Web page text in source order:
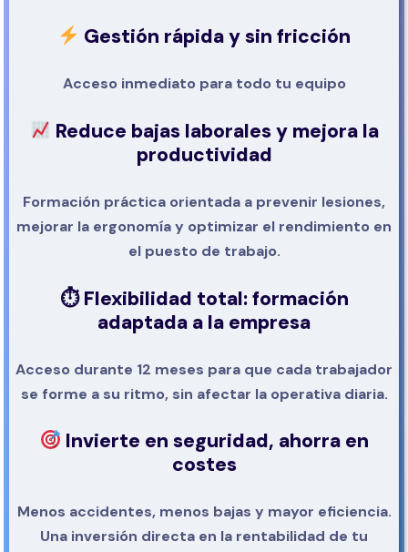
Gestión rápida y sin fricción
Acceso inmediato para todo tu equipo
Reduce bajas laborales y mejora la
productividad
Formación práctica orientada a prevenir lesiones,
mejorar la ergonomía y optimizar el rendimiento en
el puesto de trabajo.
⏱Flexibilidad total: formación
adaptada a la empresa
Acceso durante 12 meses para que cada trabajador
se forme a su ritmo, sin afectar la operativa diaria.
Invierte en seguridad, ahorra en
costes
Menos accidentes, menos bajas y mayor eficiencia.
Una inversión directa en la rentabilidad de tu